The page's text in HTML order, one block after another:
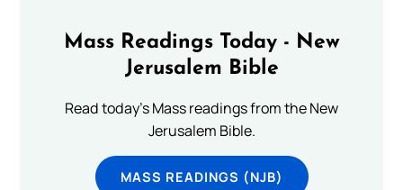
Mass Readings Today - New
Jerusalem Bible
Read today's Mass readings from the New
Jerusalem Bible.
MASS READINGS (NJB)